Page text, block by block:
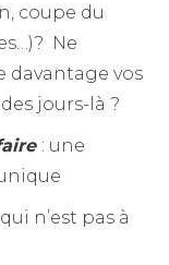
coupe du
Ne
davantage vos
jours-là ?
: une
n’est pas à